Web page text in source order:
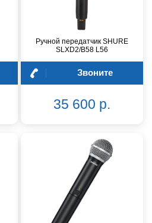
Ручной передатчик SHURE
SLXD2/B58 L56
Звоните
35 600 р.